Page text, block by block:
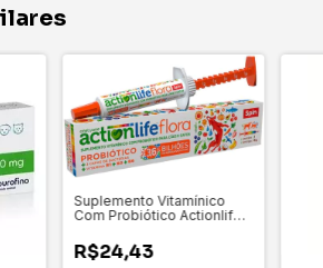
Suplemento Vitamínico
Com Probiótico Actionlife
R$24,43